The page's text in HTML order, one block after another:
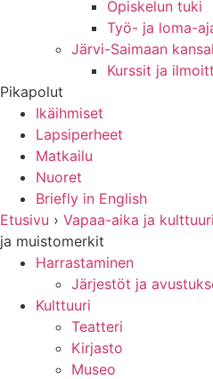
Opiskelun tuki
Työ- ja loma-
Järvi-Saimaan
Kurssit ja
Pikapolut
Ikäihmiset
Lapsiperheet
Matkailu
Nuoret
Briefly in English
Etusivu › Vapaa-aika ja kulttuuri
ja muistomerkit
Harrastaminen
Järjestöt ja
Kulttuuri
Teatteri
Kirjasto
Museo